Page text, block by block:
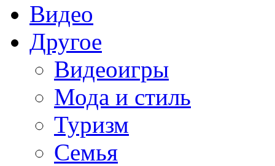
Видео
Другое
Видеоигры
Мода и стиль
Туризм
Семья